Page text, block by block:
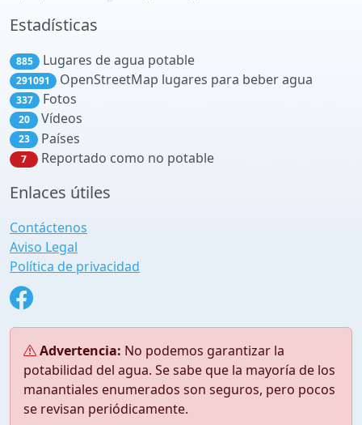
Estadísticas
885 Lugares de agua potable
291091 OpenStreetMap lugares para beber agua
337 Fotos
20 Vídeos
23 Países
7 Reportado como no potable
Enlaces útiles
Contáctenos
Aviso Legal
Política de privacidad
Advertencia: No podemos garantizar la
potabilidad del agua. Se sabe que la mayoría de los
manantiales enumerados son seguros, pero pocos
se revisan periódicamente.